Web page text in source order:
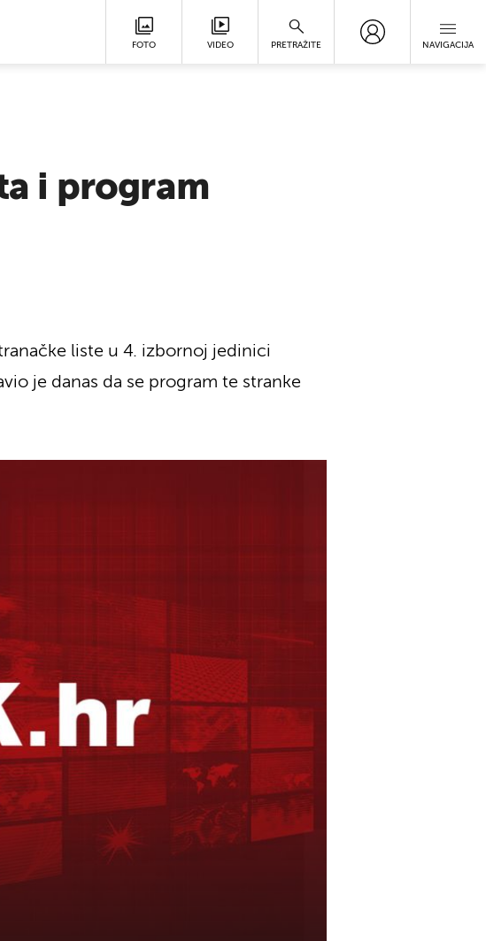
FOTO VIDEO PRETRAŽITE NAVIGACIJA
i program
liste u 4. izbornoj jedinici
je danas da se program te stranke